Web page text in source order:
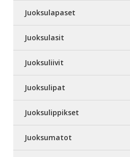
Juoksulapaset
Juoksulasit
Juoksuliivit
Juoksulipat
Juoksulippikset
Juoksumatot